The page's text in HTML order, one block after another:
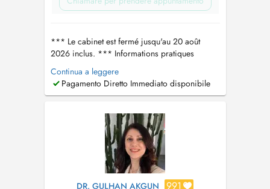
*** Le cabinet est fermé jusqu'au 20 août
2026 inclus. *** Informations pratiques
concernant les séances de psychotérapies: Le
délai actuel pour un premier rendez-vous de
psychothérapie est d'environ 2 à 3 mois. Merci
exclusivement par e-mail, afin de facil...
Continua a leggere
Pagamento Diretto Immediato disponibile
DR. GULHAN AKGUN 991